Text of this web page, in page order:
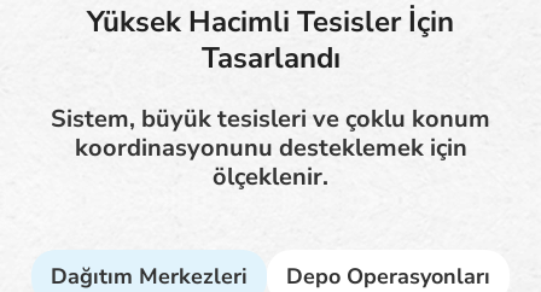
Yüksek Hacimli Tesisler İçin
Tasarlandı
Sistem, büyük tesisleri ve çoklu konum
koordinasyonunu desteklemek için
ölçeklenir.
Dağıtım Merkezleri
Depo Operasyonları